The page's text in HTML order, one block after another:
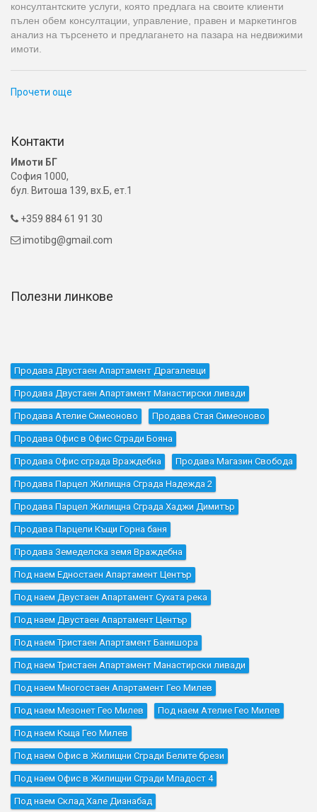
консултантските услуги, която предлага на своите клиенти
пълен обем консултации, управление, правен и маркетингов
анализ на търсенето и предлагането на пазара на недвижими
имоти.
Прочети още
Контакти
Имоти БГ
София 1000,
бул. Витоша 139, вх.Б, ет.1
 +359 884 61 91 30
 imotibg@gmail.com
Полезни линкове
Продава Двустаен Апартамент Драгалевци
Продава Двустаен Апартамент Манастирски ливади
Продава Ателие Симеоново Продава Стая Симеоново
Продава Офис в Офис Сгради Бояна
Продава Офис сграда Враждебна Продава Магазин Свобода
Продава Парцел Жилищна Сграда Надежда 2
Продава Парцел Жилищна Сграда Хаджи Димитър
Продава Парцели Къщи Горна баня
Продава Земеделска земя Враждебна
Под наем Едностаен Апартамент Център
Под наем Двустаен Апартамент Сухата река
Под наем Двустаен Апартамент Център
Под наем Тристаен Апартамент Банишора
Под наем Тристаен Апартамент Манастирски ливади
Под наем Многостаен Апартамент Гео Милев
Под наем Мезонет Гео Милев Под наем Ателие Гео Милев
Под наем Къщa Гео Милев
Под наем Офис в Жилищни Сгради Белите брези
Под наем Офис в Жилищни Сгради Младост 4
Под наем Склад Хале Дианабад